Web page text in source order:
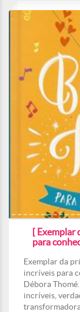
[ Exemplar
para
Exemplar da
incríveis para
Débora
incríveis,